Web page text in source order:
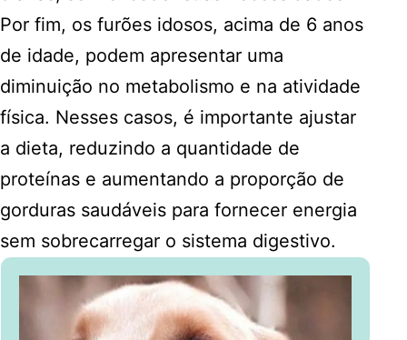
Por fim, os furões idosos, acima de 6 anos
de idade, podem apresentar uma
diminuição no metabolismo e na atividade
física. Nesses casos, é importante ajustar
a dieta, reduzindo a quantidade de
proteínas e aumentando a proporção de
gorduras saudáveis para fornecer energia
sem sobrecarregar o sistema digestivo.